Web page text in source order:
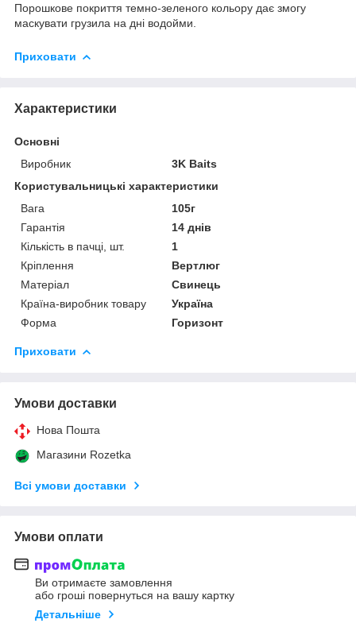
Порошкове покриття темно-зеленого кольору дає змогу
маскувати грузила на дні водойми.
Приховати
Характеристики
Основні
Виробник
3K Baits
Користувальницькі характеристики
Вага
105г
Гарантія
14 днів
Кількість в пачці, шт.
1
Кріплення
Вертлюг
Матеріал
Свинець
Країна-виробник товару
Україна
Форма
Горизонт
Приховати
Умови доставки
Нова Пошта
Магазини Rozetka
Всі умови доставки
Умови оплати
Ви отримаєте замовлення
або гроші повернуться на вашу картку
Детальніше